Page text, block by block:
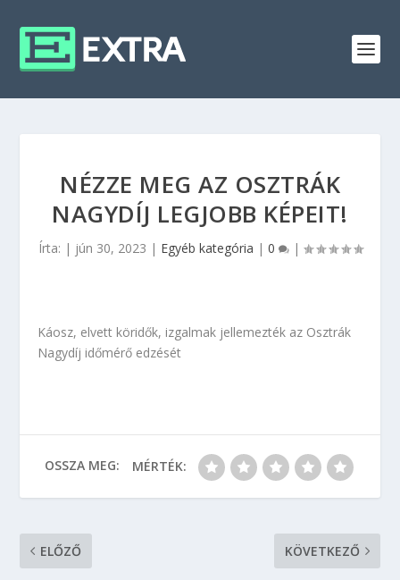
NÉZZE MEG AZ OSZTRÁK
NAGYDÍJ LEGJOBB KÉPEIT!
Írta: | jún 30, 2023 | Egyéb kategória | 0 |
Káosz, elvett köridők, izgalmak jellemezték az Osztrák
Nagydíj időmérő edzését
OSSZA MEG: MÉRTÉK:
ELŐZŐ KÖVETKEZŐ